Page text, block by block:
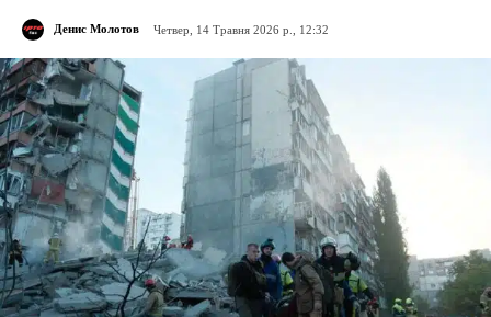
Денис Молотов Четвер, 14 Травня 2026 р., 12:32